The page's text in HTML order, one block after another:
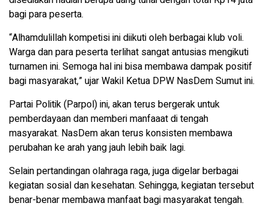
bagi para peserta.
“Alhamdulillah kompetisi ini diikuti oleh berbagai klub voli.
Warga dan para peserta terlihat sangat antusias mengikuti
turnamen ini. Semoga hal ini bisa membawa dampak positif
bagi masyarakat,” ujar Wakil Ketua DPW NasDem Sumut ini.
Partai Politik (Parpol) ini, akan terus bergerak untuk
pemberdayaan dan memberi manfaaat di tengah
masyarakat. NasDem akan terus konsisten membawa
perubahan ke arah yang jauh lebih baik lagi.
Selain pertandingan olahraga raga, juga digelar berbagai
kegiatan sosial dan kesehatan. Sehingga, kegiatan tersebut
benar-benar membawa manfaat bagi masyarakat tengah.